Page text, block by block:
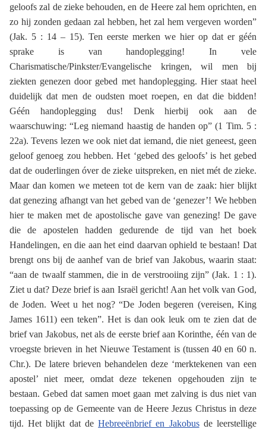
geloofs zal de zieke behouden, en de Heere zal hem oprichten, en
zo hij zonden gedaan zal hebben, het zal hem vergeven worden”
(Jak. 5 : 14 – 15). Ten eerste merken we hier op dat er géén
sprake is van handoplegging! In vele
Charismatische/Pinkster/Evangelische kringen, wil men bij
ziekten genezen door gebed met handoplegging. Hier staat heel
duidelijk dat men de oudsten moet roepen, en dat die bidden!
Géén handoplegging dus! Denk hierbij ook aan de
waarschuwing: “Leg niemand haastig de handen op” (1 Tim. 5 :
22a). Tevens lezen we ook niet dat iemand, die niet geneest, geen
geloof genoeg zou hebben. Het ‘gebed des geloofs’ is het gebed
dat de ouderlingen óver de zieke uitspreken, en niet mét de zieke.
Maar dan komen we meteen tot de kern van de zaak: hier blijkt
dat genezing afhangt van het gebed van de ‘genezer’! We hebben
hier te maken met de apostolische gave van genezing! De gave
die de apostelen hadden gedurende de tijd van het boek
Handelingen, en die aan het eind daarvan ophield te bestaan! Dat
brengt ons bij de aanhef van de brief van Jakobus, waarin staat:
“aan de twaalf stammen, die in de verstrooiing zijn” (Jak. 1 : 1).
Ziet u dat? Deze brief is aan Israël gericht! Aan het volk van God,
de Joden. Weet u het nog? “De Joden begeren (vereisen, King
James 1611) een teken”. Het is dan ook leuk om te zien dat de
brief van Jakobus, net als de eerste brief aan Korinthe, één van de
vroegste brieven in het Nieuwe Testament is (tussen 40 en 60 n.
Chr.). De latere brieven behandelen deze ‘merktekenen van een
apostel’ niet meer, omdat deze tekenen opgehouden zijn te
bestaan. Gebed dat samen moet gaan met zalving is dus niet van
toepassing op de Gemeente van de Heere Jezus Christus in deze
tijd. Het blijkt dat deHebreeënbrief en Jakobusde leerstellige